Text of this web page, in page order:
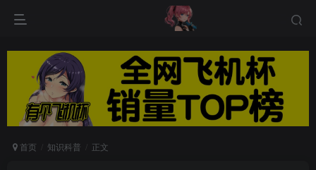
首页 知识科普 正文